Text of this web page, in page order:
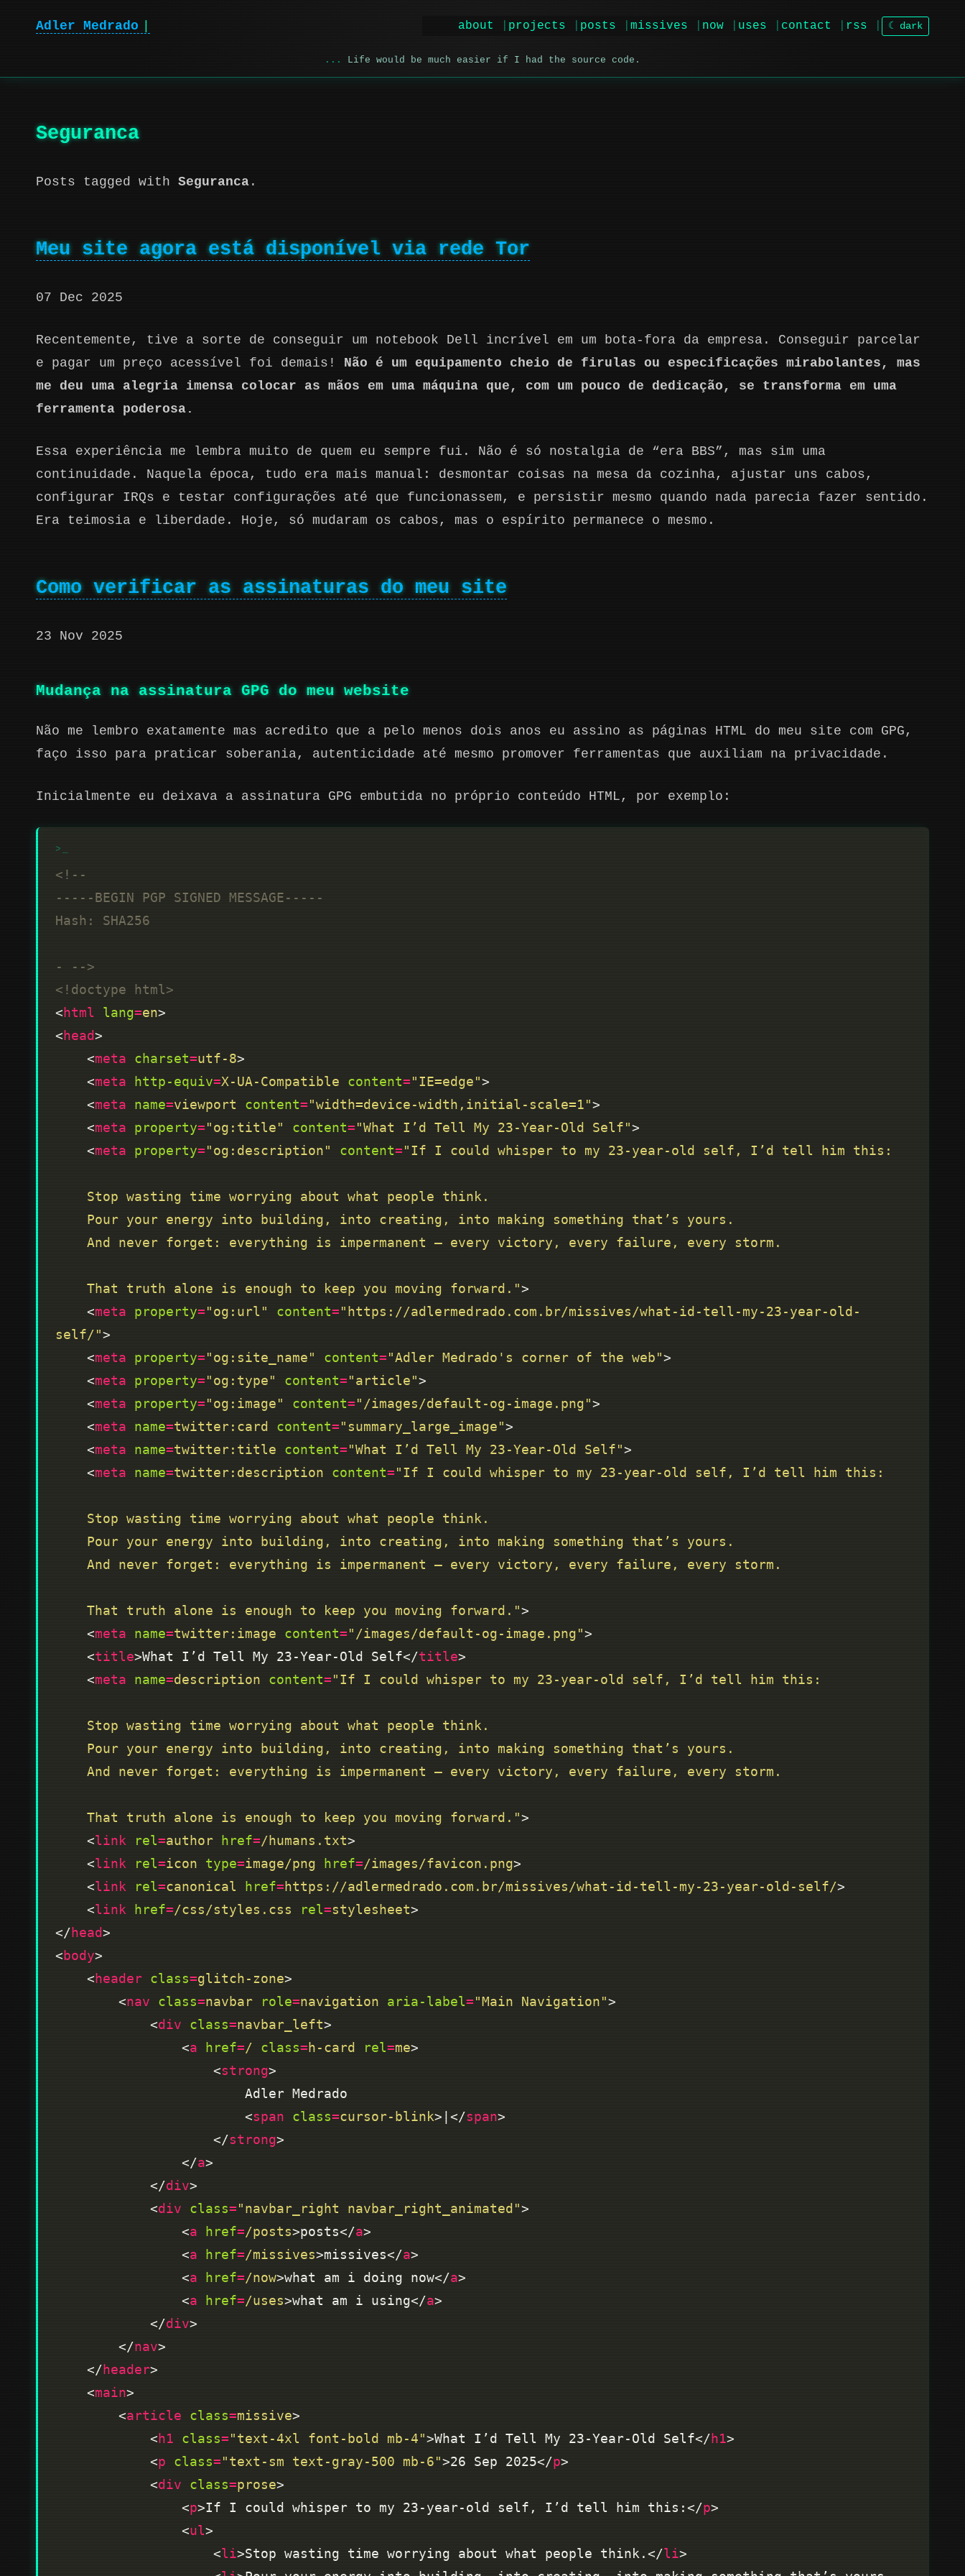
Adler Medrado about projects posts missives now uses contact rss ☾ dark
Life would be much easier if I had the source code.
Seguranca
Posts tagged with Seguranca .
Meu site agora está disponível via rede Tor
07 Dec 2025
Recentemente, tive a sorte de conseguir um notebook Dell incrível em um bota-fora da empresa. Conseguir parcelar
e pagar um preço acessível foi demais! Não é um equipamento cheio de firulas ou especificações mirabolantes, mas
me deu uma alegria imensa colocar as mãos em uma máquina que, com um pouco de dedicação, se transforma em uma
ferramenta poderosa.
Essa experiência me lembra muito de quem eu sempre fui. Não é só nostalgia de “era BBS”, mas sim uma
continuidade. Naquela época, tudo era mais manual: desmontar coisas na mesa da cozinha, ajustar uns cabos,
configurar IRQs e testar configurações até que funcionassem, e persistir mesmo quando nada parecia fazer sentido.
Era teimosia e liberdade. Hoje, só mudaram os cabos, mas o espírito permanece o mesmo.
Como verificar as assinaturas do meu site
23 Nov 2025
Mudança na assinatura GPG do meu website
Não me lembro exatamente mas acredito que a pelo menos dois anos eu assino as páginas HTML do meu site com GPG,
faço isso para praticar soberania, autenticidade até mesmo promover ferramentas que auxiliam na privacidade.
Inicialmente eu deixava a assinatura GPG embutida no próprio conteúdo HTML, por exemplo:
- -->
<!doctype html>
<html lang=en
<head
    <
meta charset=utf-8
    <
meta http-equiv=X-UA-Compatible content="IE=edge"
    <
meta name=viewport content="width=device-width,initial-scale=1"
    <
meta property="og:title" content="What I’d Tell My 23-Year-Old Self"
    <
meta property="og:description" content=
    That truth alone is enough to keep you moving forward."
    <
meta property="og:url" content="https://adlermedrado.com.br/missives/what-id-tell-my-23-year-old-
self/"
    <
meta property="og:site_name" content="Adler Medrado's corner of the web"
    <
meta property="og:type" content="article"
    <
meta property="og:image" content="/images/default-og-image.png"
    <
meta name=twitter:card content="summary_large_image"
    <
meta name=twitter:title content="What I’d Tell My 23-Year-Old Self"
    <
meta name=twitter:description content=
    That truth alone is enough to keep you moving forward."
    <
meta name=twitter:image content="/images/default-og-image.png"
    <
title>What I’d Tell My 23-Year-Old Self</title
    <
meta name=description content=
    That truth alone is enough to keep you moving forward."
    <
link rel=author href=/humans.txt
    <
link rel=icon type=image/png href=/images/favicon.png
    <
link rel=canonical href=https://adlermedrado.com.br/missives/what-id-tell-my-23-year-old-self/
    <
link href=/css/styles.css rel=stylesheet
</head
<body
    <
header class=glitch-zone
        <
nav class=navbar role=navigation aria-label="Main Navigation"
            <
div class=navbar_left
                <
a href=/ class=h-card rel=me
                    <
strong
                        <
span class=cursor-blink>|</span
                    </
strong
                </
a
            </
div
            <
div class="navbar_right navbar_right_animated"
                <
a href=/posts>posts</a
                <
a href=/missives>missives</a
                <
a href=/now>what am i doing now</a
                <
a href=/uses>what am i using</a
            </
div
        </
nav
    </
header
    <
main
        <
article class=missive
            <
h1 class="text-4xl font-bold mb-4">What I’d Tell My 23-Year-Old Self</h1
            <
p class="text-sm text-gray-500 mb-6">26 Sep 2025</p
            <
div class=prose
                <
p>If I could whisper to my 23-year-old self, I’d tell him this:</p
                <
ul
                    <
li>Stop wasting time worrying about what people think.</li